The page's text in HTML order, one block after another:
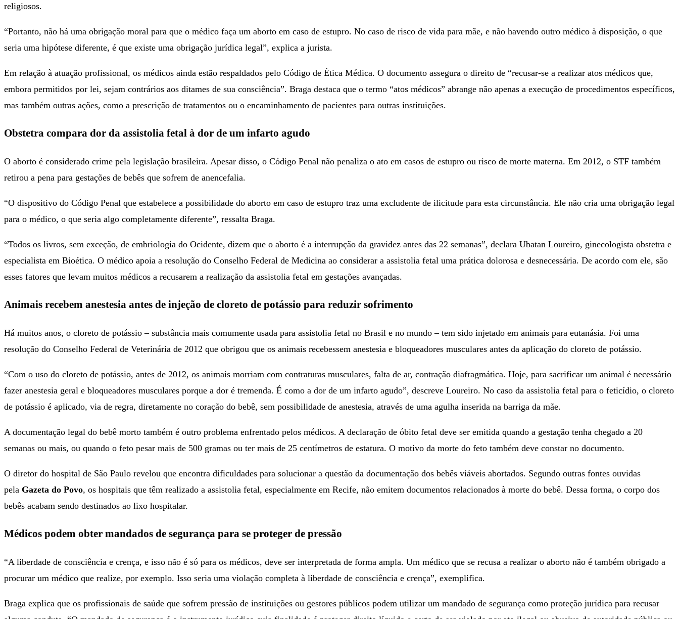
religiosos.
“Portanto, não há uma obrigação moral para que o médico faça um aborto em caso de estupro. No caso de risco de vida para mãe, e não havendo outro médico à disposição, o que
seria uma hipótese diferente, é que existe uma obrigação jurídica legal”, explica a jurista.
Em relação à atuação profissional, os médicos ainda estão respaldados pelo Código de Ética Médica. O documento assegura o direito de “recusar-se a realizar atos médicos que,
embora permitidos por lei, sejam contrários aos ditames de sua consciência”. Braga destaca que o termo “atos médicos” abrange não apenas a execução de procedimentos específicos,
mas também outras ações, como a prescrição de tratamentos ou o encaminhamento de pacientes para outras instituições.
Obstetra compara dor da assistolia fetal à dor de um infarto agudo
O aborto é considerado crime pela legislação brasileira. Apesar disso, o Código Penal não penaliza o ato em casos de estupro ou risco de morte materna. Em 2012, o STF também
retirou a pena para gestações de bebês que sofrem de anencefalia.
“O dispositivo do Código Penal que estabelece a possibilidade do aborto em caso de estupro traz uma excludente de ilicitude para esta circunstância. Ele não cria uma obrigação legal
para o médico, o que seria algo completamente diferente”, ressalta Braga.
“Todos os livros, sem exceção, de embriologia do Ocidente, dizem que o aborto é a interrupção da gravidez antes das 22 semanas”, declara Ubatan Loureiro, ginecologista obstetra e
especialista em Bioética. O médico apoia a resolução do Conselho Federal de Medicina ao considerar a assistolia fetal uma prática dolorosa e desnecessária. De acordo com ele, são
esses fatores que levam muitos médicos a recusarem a realização da assistolia fetal em gestações avançadas.
Animais recebem anestesia antes de injeção de cloreto de potássio para reduzir sofrimento
Há muitos anos, o cloreto de potássio – substância mais comumente usada para assistolia fetal no Brasil e no mundo – tem sido injetado em animais para eutanásia. Foi uma
resolução do Conselho Federal de Veterinária de 2012 que obrigou que os animais recebessem anestesia e bloqueadores musculares antes da aplicação do cloreto de potássio.
“Com o uso do cloreto de potássio, antes de 2012, os animais morriam com contraturas musculares, falta de ar, contração diafragmática. Hoje, para sacrificar um animal é necessário
fazer anestesia geral e bloqueadores musculares porque a dor é tremenda. É como a dor de um infarto agudo”, descreve Loureiro. No caso da assistolia fetal para o feticídio, o cloreto
de potássio é aplicado, via de regra, diretamente no coração do bebê, sem possibilidade de anestesia, através de uma agulha inserida na barriga da mãe.
A documentação legal do bebê morto também é outro problema enfrentado pelos médicos. A declaração de óbito fetal deve ser emitida quando a gestação tenha chegado a 20
semanas ou mais, ou quando o feto pesar mais de 500 gramas ou ter mais de 25 centímetros de estatura. O motivo da morte do feto também deve constar no documento.
O diretor do hospital de São Paulo revelou que encontra dificuldades para solucionar a questão da documentação dos bebês viáveis abortados. Segundo outras fontes ouvidas
pela Gazeta do Povo, os hospitais que têm realizado a assistolia fetal, especialmente em Recife, não emitem documentos relacionados à morte do bebê. Dessa forma, o corpo dos
bebês acabam sendo destinados ao lixo hospitalar.
Médicos podem obter mandados de segurança para se proteger de pressão
“A liberdade de consciência e crença, e isso não é só para os médicos, deve ser interpretada de forma ampla. Um médico que se recusa a realizar o aborto não é também obrigado a
procurar um médico que realize, por exemplo. Isso seria uma violação completa à liberdade de consciência e crença”, exemplifica.
Braga explica que os profissionais de saúde que sofrem pressão de instituições ou gestores públicos podem utilizar um mandado de segurança como proteção jurídica para recusar